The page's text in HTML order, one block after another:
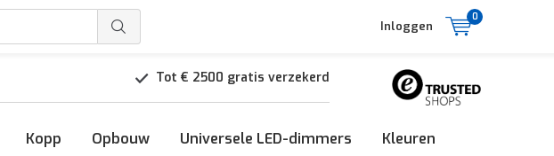
Inloggen
0
Tot € 2500 gratis verzekerd
Kopp Opbouw Universele LED-dimmers Kleuren